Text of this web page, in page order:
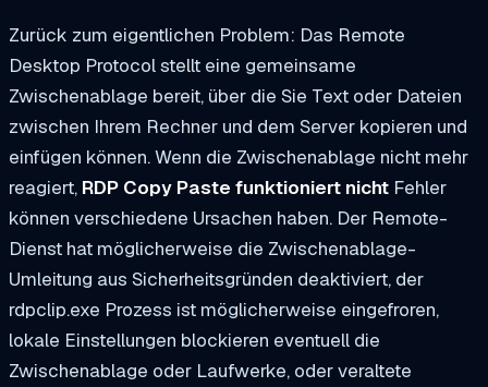
Zurück zum eigentlichen Problem: Das Remote
Desktop Protocol stellt eine gemeinsame
Zwischenablage bereit, über die Sie Text oder Dateien
zwischen Ihrem Rechner und dem Server kopieren und
einfügen können. Wenn die Zwischenablage nicht mehr
reagiert, RDP Copy Paste funktioniert nicht Fehler
können verschiedene Ursachen haben. Der Remote-
Dienst hat möglicherweise die Zwischenablage-
Umleitung aus Sicherheitsgründen deaktiviert, der
rdpclip.exe Prozess ist möglicherweise eingefroren,
lokale Einstellungen blockieren eventuell die
Zwischenablage oder Laufwerke, oder veraltete